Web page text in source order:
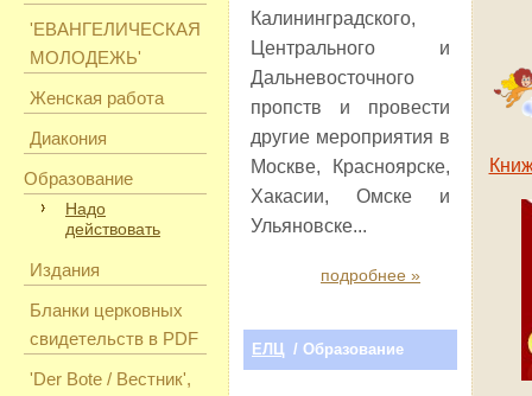
'ЕВАНГЕЛИЧЕСКАЯ
МОЛОДЕЖЬ'
Женская работа
Диакония
Образование
Надо
действовать
Издания
Бланки церковных
свидетельств в PDF
'Der Bote / Вестник',
Калининградского,
Центрального и
Дальневосточного
пропств и провести
другие мероприятия в
Москве, Красноярске,
Хакасии, Омске и
Ульяновске...
подробнее »
ЕЛЦ / Образование